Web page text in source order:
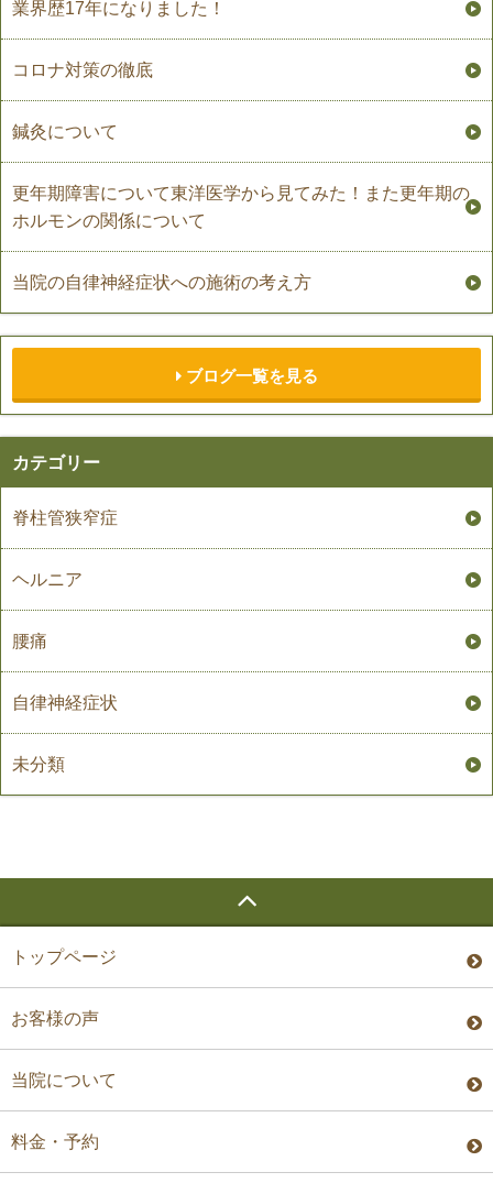
業界歴17年になりました！
コロナ対策の徹底
鍼灸について
更年期障害について東洋医学から見てみた！また更年期の
ホルモンの関係について
当院の自律神経症状への施術の考え方
ブログ一覧を見る
カテゴリー
脊柱管狭窄症
ヘルニア
腰痛
自律神経症状
未分類
トップページ
お客様の声
当院について
料金・予約